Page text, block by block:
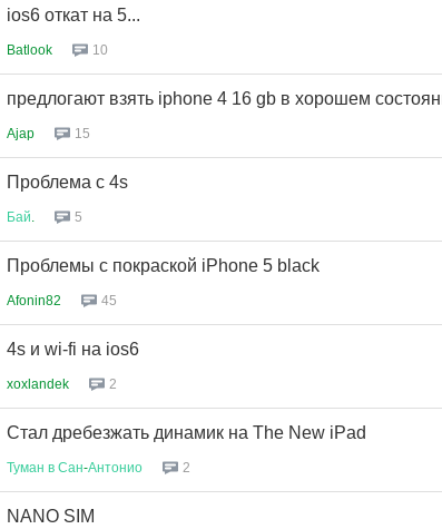
ios6 откат на 5...
Batlook 10
предлогают взять iphone 4 16 gb в хорошем
Ajap 15
Проблема с 4s
Бай 5
Проблемы с покраской iPhone 5 black
Afonin82 45
4s и wi-fi на ios6
xoxlandek 2
Стал дребезжать динамик на The New iPad
Туман в Сан-Антонио 2
NANO SIM